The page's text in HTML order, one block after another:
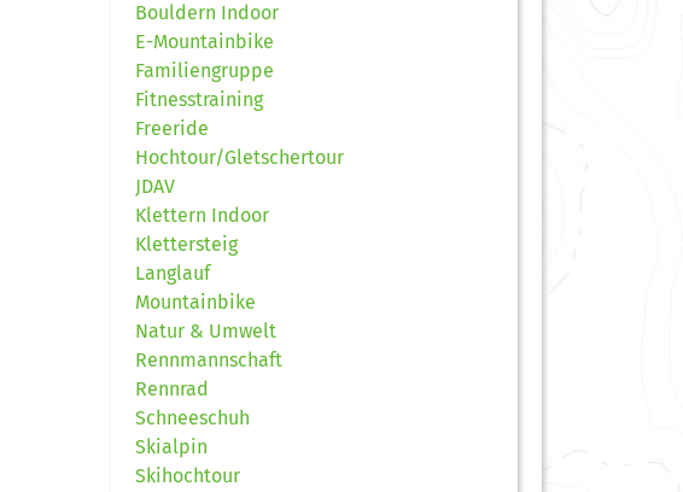
Bouldern Indoor
E-Mountainbike
Familiengruppe
Fitnesstraining
Freeride
Hochtour/Gletschertour
JDAV
Klettern Indoor
Klettersteig
Langlauf
Mountainbike
Natur & Umwelt
Rennmannschaft
Rennrad
Schneeschuh
Skialpin
Skihochtour